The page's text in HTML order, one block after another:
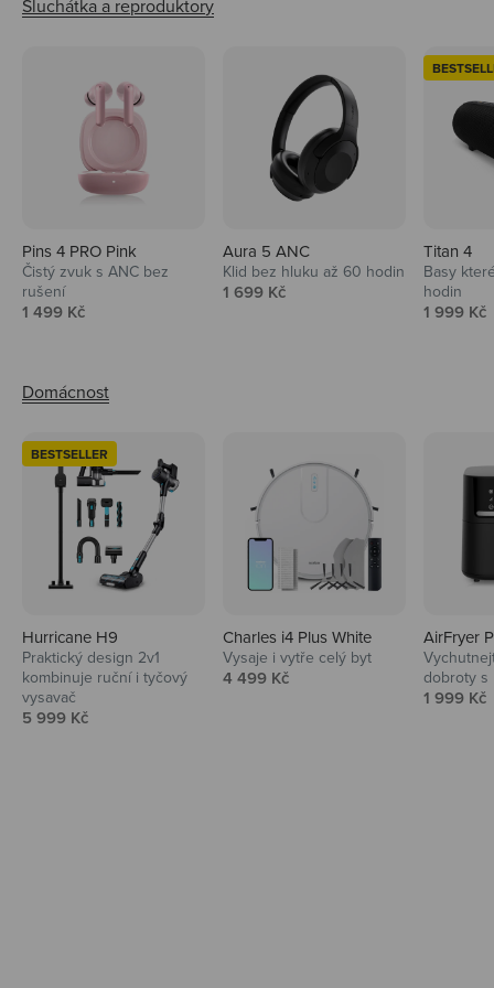
Pins 4 PRO Pink
Čistý zvuk s ANC bez
rušení
Prodejní cena
1 499 Kč
Aura 5 ANC
Klid bez hluku až 60 hodin
Prodejní cena
1 699 Kč
Titan 4
Basy
hodin
Prodejní
1 999 Kč
BESTSELLER
Hurricane H9
Praktický design 2v1
kombinuje ruční i tyčový
vysavač
Prodejní cena
5 999 Kč
Charles i4 Plus White
Vysaje i vytře celý byt
Prodejní cena
4 499 Kč
AirFryer
dobroty s
Prodejní
1 999 Kč
Audio
Niceboy sluchátka a repráky ti padnou
do noty.